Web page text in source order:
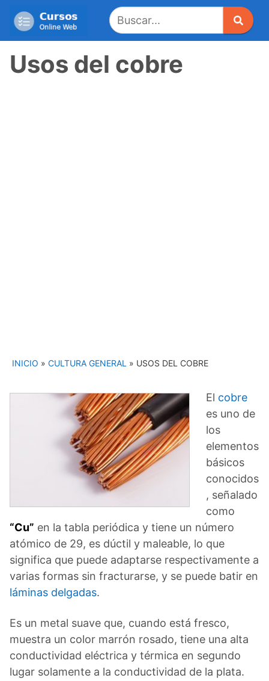
Usos del cobre
INICIO » CULTURA GENERAL » USOS DEL COBRE
El cobre
es uno de
los
elementos
básicos
conocidos
, señalado
como
“Cu” en la tabla periódica y tiene un número
atómico de 29, es dúctil y maleable, lo que
significa que puede adaptarse respectivamente a
varias formas sin fracturarse, y se puede batir en
láminas delgadas.
Es un metal suave que, cuando está fresco,
muestra un color marrón rosado, tiene una alta
conductividad eléctrica y térmica en segundo
lugar solamente a la conductividad de la plata.